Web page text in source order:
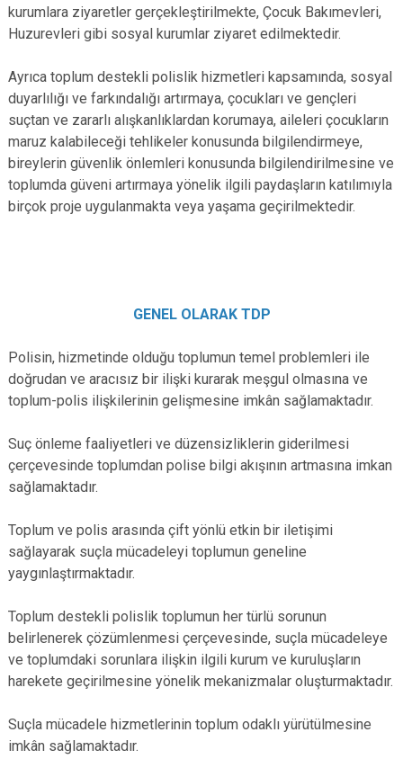
kurumlara ziyaretler gerçekleştirilmekte, Çocuk Bakımevleri,
Huzurevleri gibi sosyal kurumlar ziyaret edilmektedir.
Ayrıca toplum destekli polislik hizmetleri kapsamında, sosyal
duyarlılığı ve farkındalığı artırmaya, çocukları ve gençleri
suçtan ve zararlı alışkanlıklardan korumaya, aileleri çocukların
maruz kalabileceği tehlikeler konusunda bilgilendirmeye,
bireylerin güvenlik önlemleri konusunda bilgilendirilmesine ve
toplumda güveni artırmaya yönelik ilgili paydaşların katılımıyla
birçok proje uygulanmakta veya yaşama geçirilmektedir.
GENEL OLARAK TDP
Polisin, hizmetinde olduğu toplumun temel problemleri ile
doğrudan ve aracısız bir ilişki kurarak meşgul olmasına ve
toplum-polis ilişkilerinin gelişmesine imkân sağlamaktadır.
Suç önleme faaliyetleri ve düzensizliklerin giderilmesi
çerçevesinde toplumdan polise bilgi akışının artmasına imkan
sağlamaktadır.
Toplum ve polis arasında çift yönlü etkin bir iletişimi
sağlayarak suçla mücadeleyi toplumun geneline
yaygınlaştırmaktadır.
Toplum destekli polislik toplumun her türlü sorunun
belirlenerek çözümlenmesi çerçevesinde, suçla mücadeleye
ve toplumdaki sorunlara ilişkin ilgili kurum ve kuruluşların
harekete geçirilmesine yönelik mekanizmalar oluşturmaktadır.
Suçla mücadele hizmetlerinin toplum odaklı yürütülmesine
imkân sağlamaktadır.